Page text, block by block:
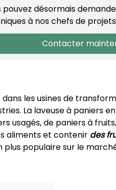
pouvez désormais
à nos chefs de projets
Contacter
les usines de
La laveuse à paniers
usagés, de paniers à
aliments et contenir des
populaire sur le